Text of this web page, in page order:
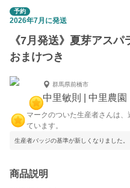
予約
2026年7月に発送
《7月発送》夏芽アス
おまけつき
群馬県前橋市
中里敏則 | 中里農園
マークのついた生産者さんは
ています。
生産者バッジの基準が新しくなりました。
商品説明